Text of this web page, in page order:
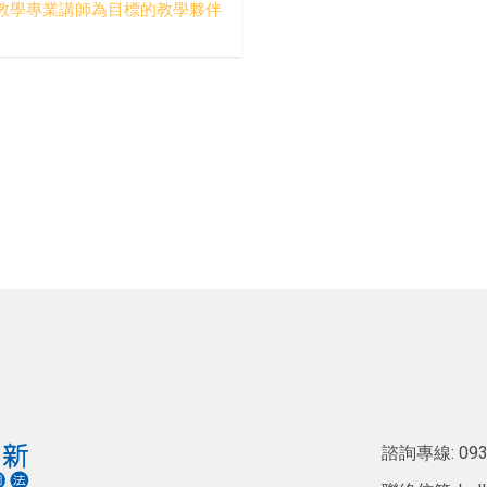
學專業講師為目標的教學夥伴
諮詢專線: